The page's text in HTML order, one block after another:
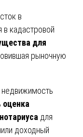
в
кадастровой
для
рыночную
оценка
для
доходный